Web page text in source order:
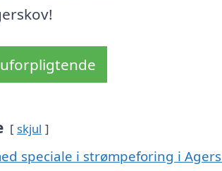
skjul
speciale i strømpeforing i